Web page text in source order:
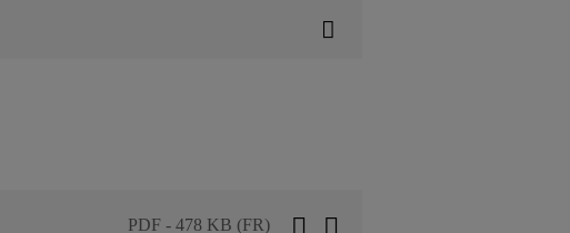
PDF - 478 KB (FR)